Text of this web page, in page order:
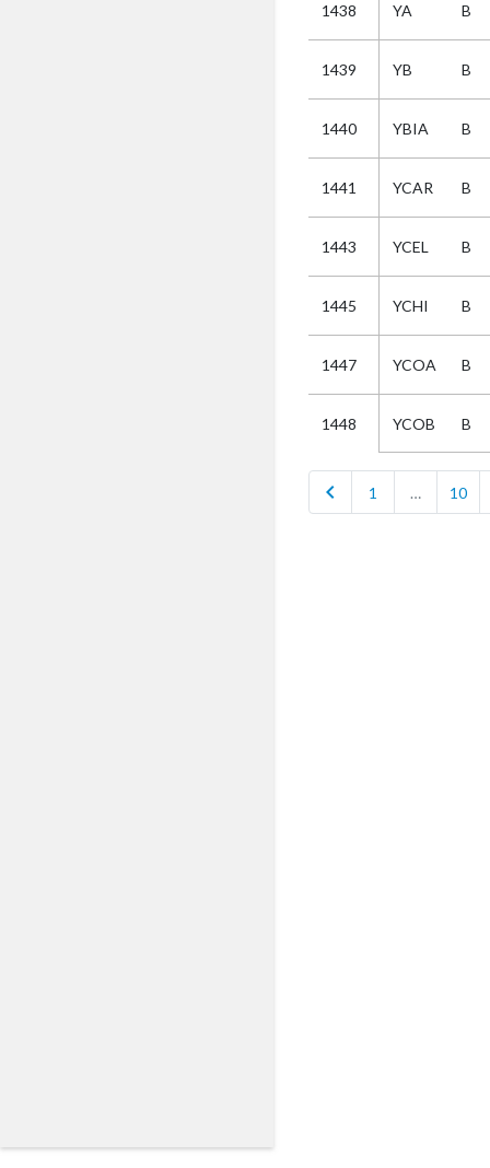
1438 YA B
1439 YB B
1440 YBIA B
1441 YCAR B
1443 YCEL B
1445 YCHI B
1447 YCOA B
1448 YCOB B
chevron_left 1 … 10